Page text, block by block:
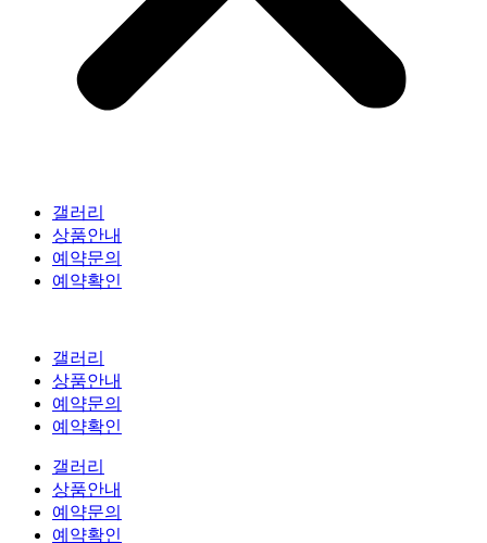
갤러리
상품안내
예약문의
예약확인
갤러리
상품안내
예약문의
예약확인
갤러리
상품안내
예약문의
예약확인